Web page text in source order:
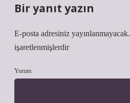
Bir yanıt yazın
E-posta adresiniz yayınlanmayacak.
işaretlenmişlerdir
Yorum